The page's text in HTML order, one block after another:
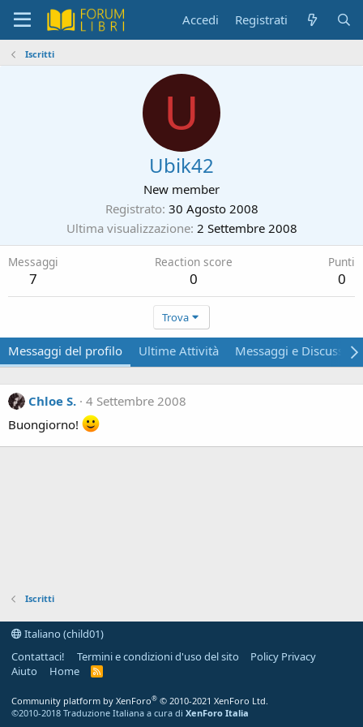
Accedi Registrati
Iscritti
U
Ubik42
New member
Registrato 30 Agosto 2008
Ultima visualizzazione 2 Settembre 2008
Messaggi
7
Reaction score
0
Punti
0
Trova
Messaggi del profilo Ultime Attività Messaggi e
Chloe S. 4 Settembre 2008
Buongiorno!
Iscritti
Italiano (child01)
Contattaci!
Termini e condizioni d'uso del sito
Policy Privacy
Aiuto
Home
R
Community platform by XenForo® © 2010-2021 XenForo Ltd.
©2010-2018 Traduzione Italiana a cura di XenForo Italia